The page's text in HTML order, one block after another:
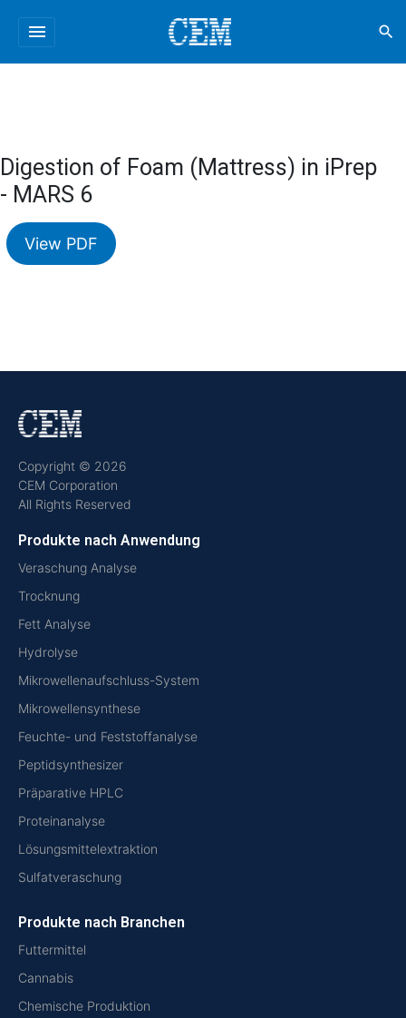
menu search
Digestion of Foam (Mattress) in iPrep
- MARS 6
View PDF
Copyright © 2026
CEM Corporation
All Rights Reserved
Produkte nach Anwendung
Veraschung Analyse
Trocknung
Fett Analyse
Hydrolyse
Mikrowellenaufschluss-System
Mikrowellensynthese
Feuchte- und Feststoffanalyse
Peptidsynthesizer
Präparative HPLC
Proteinanalyse
Lösungsmittelextraktion
Sulfatveraschung
Produkte nach Branchen
Futtermittel
Cannabis
Chemische Produktion